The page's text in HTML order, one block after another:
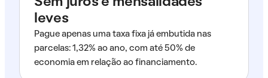
leves
Pague apenas uma taxa fixa já embutida nas
parcelas: 1,32% ao ano, com até 50% de
economia em relação ao financiamento.